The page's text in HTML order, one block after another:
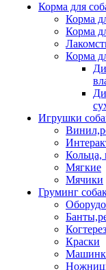
Корма для
Корма
Корма
Корма
Игрушки
Кольца,
Мягкие
Мячики
Груминг
Краски